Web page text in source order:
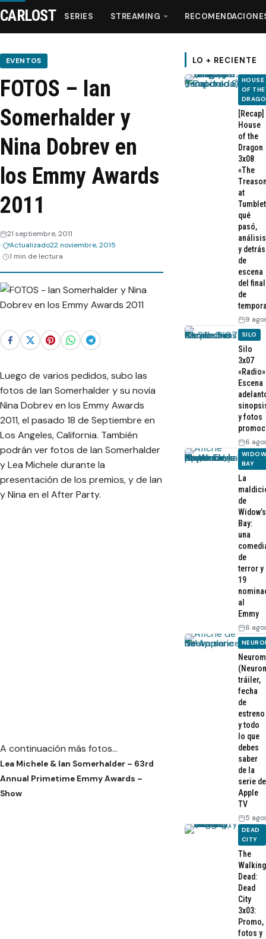
Series
Streaming
Recomendaciones
CARLOST SERIES STREAMING
EVENTOS
FOTOS – Ian
Somerhalder y
Nina Dobrev en
los Emmy Awards
2011
21 septiembre, 2011
Actualizado22 noviembre, 2015
1 min de lectura
Luego de varios pedidos, subo las
fotos de Ian Somerhalder y su novia
Nina Dobrev en los Emmy Awards
2011, el pasado 18 de Septiembre en
Los Angeles, California. También
podrán ver fotos de Ian Somerhalder
y Lea Michele durante la
presentación de los premios, y de Ian
y Nina en el After Party.
A continuación más fotos…
Lea Michele & Ian Somerhalder – 63rd
Annual Primetime Emmy Awards –
Show
LO + RECIENTE
HOUSE
OF THE
[Recap]
House
of the
Dragon
3x08
«The
at
qué
pasó,
análisis
y detrás
de
escena
del final
de
9
SILO
Silo
3x07
Escena
y fotos
6
BAY
La
de
Widow’s
Bay:
una
de
terror y
19
al
Emmy
6
tráiler,
fecha
de
estreno
y todo
lo que
debes
saber
de la
serie de
Apple
TV
5
DEAD
CITY
The
Walking
Dead:
Dead
City
3x03:
Promo,
fotos y